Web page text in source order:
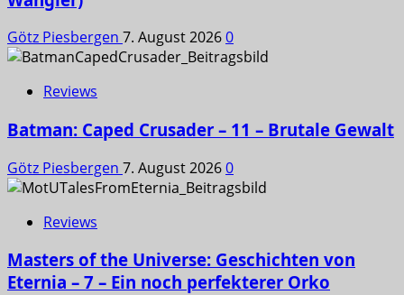
Götz Piesbergen 7. August 20260
Reviews
Batman: Caped Crusader – 11 – Brutale Gewalt
Götz Piesbergen 7. August 20260
Reviews
Masters of the Universe: Geschichten von
Eternia – 7 – Ein noch perfekterer Orko